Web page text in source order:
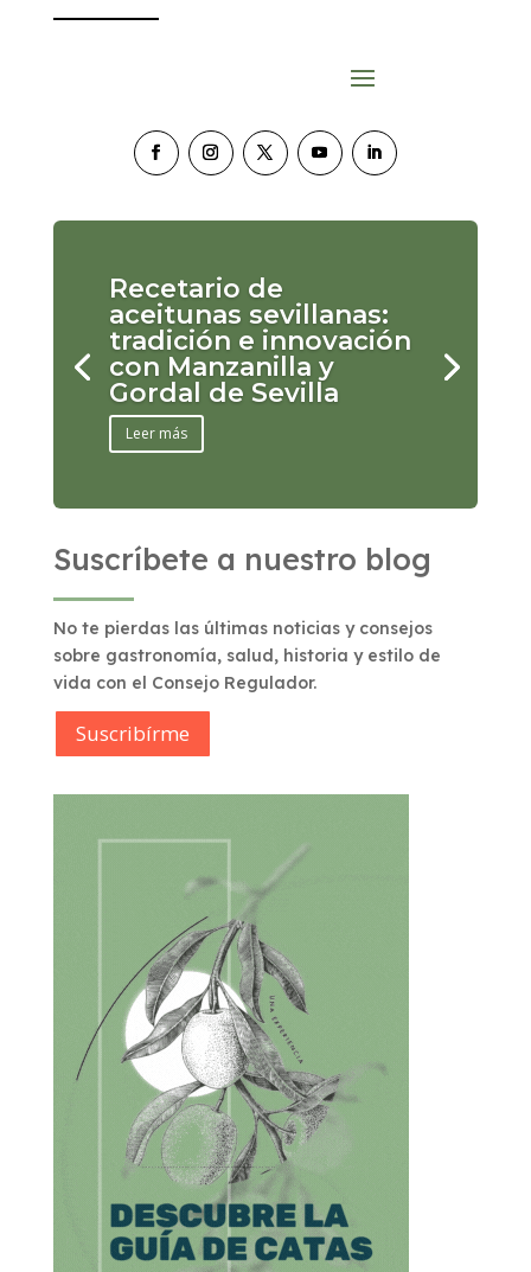
Recetario de
aceitunas sevillanas:
tradición e innovación
con Manzanilla y
Gordal de Sevilla
Leer más
Suscríbete a nuestro blog
No te pierdas las últimas noticias y consejos
sobre gastronomía, salud, historia y estilo de
vida con el Consejo Regulador.
Suscribírme